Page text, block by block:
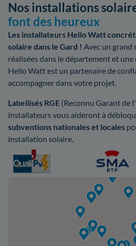
Nos installations
font des heureux
Les installateurs Hello Watt
solaire dans le Gard ! Avec un
réalisées dans le département et une
Hello Watt est un partenaire de
accompagner dans votre projet.
Labellisés RGE (Reconnu Garant de
installateurs vous aideront à
subventions nationales et locales
installation solaire.